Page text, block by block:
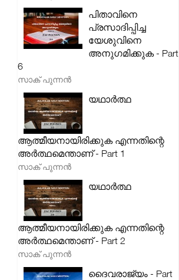
പിതാവിനെ
പ്രസാദിപ്പിച്ച
യേശുവിനെ
അനുഗമിക്കുക - Part
6
സാക് പുന്നൻ
യഥാർത്ഥ
ആത്മീയനായിരിക്കുക എന്നതിന്റെ
അർത്ഥമെന്താണ് - Part 1
സാക് പുന്നൻ
യഥാർത്ഥ
ആത്മീയനായിരിക്കുക എന്നതിന്റെ
അർത്ഥമെന്താണ് - Part 2
സാക് പുന്നൻ
ദൈവരാജ്യം - Part